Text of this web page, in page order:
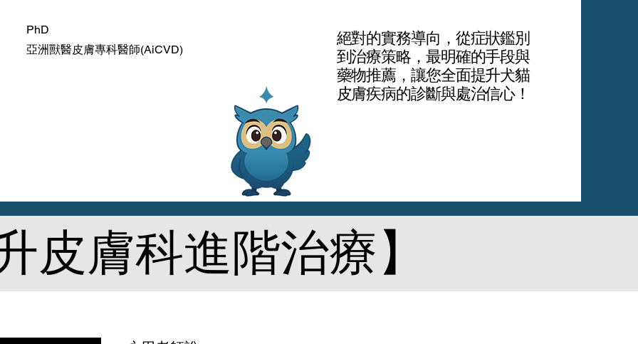
PhD
亞洲獸醫皮膚專科醫師(AiCVD)
絕對的實務導向，從症狀鑑別
到治療策略，最明確的手段與
藥物推薦，讓您全面提升犬貓
皮膚疾病的診斷與處治信心！
皮膚科進階治療】